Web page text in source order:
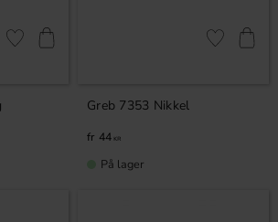
Gem som favorit
Greb 7353 Nikkel
44 KR
Gem som
På lager